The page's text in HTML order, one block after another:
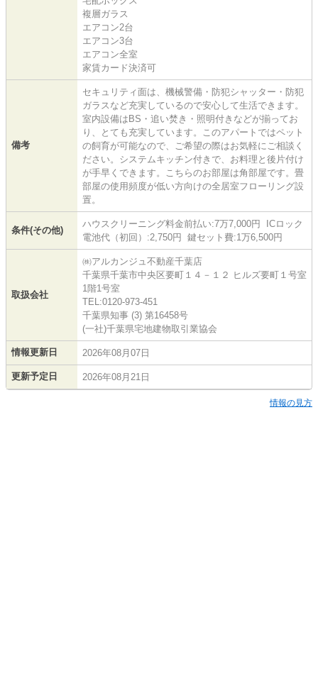
複層ガラス
エアコン2台
エアコン3台
エアコン全室
家賃カード決済可
備考
セキュリティ面は、機械警備・防犯シャッター・防犯
ガラスなど充実しているので安心して生活できます。
室内設備はBS・追い焚き・照明付きなどが揃ってお
り、とても充実しています。このアパートではペット
の飼育が可能なので、ご希望の際はお気軽にご相談く
ださい。システムキッチン付きで、お料理と後片付け
が手早くできます。こちらのお部屋は角部屋です。畳
部屋の使用頻度が低い方向けの全居室フローリング設
置。
条件(その他)
ハウスクリーニング料金前払い:7万7,000円 ICロック
電池代（初回）:2,750円 鍵セット費:1万6,500円
取扱会社
㈱アルカンジュ不動産千葉店
千葉県千葉市中央区要町１４－１２ ヒルズ要町１号室
1階1号室
TEL:0120-973-451
千葉県知事 (3) 第16458号
(一社)千葉県宅地建物取引業協会
情報更新日 2026年08月07日
更新予定日 2026年08月21日
情報の見方